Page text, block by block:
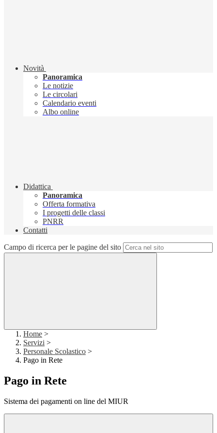
Novità
Panoramica
Le notizie
Le circolari
Calendario eventi
Albo online
Didattica
Panoramica
Offerta formativa
I progetti delle classi
PNRR
Contatti
Campo di ricerca per le pagine del sito
Home >
Servizi >
Personale Scolastico >
Pago in Rete
Pago in Rete
Sistema dei pagamenti on line del MIUR